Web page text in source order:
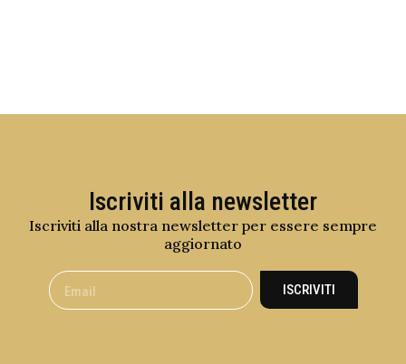
Iscriviti alla newsletter
Iscriviti alla nostra newsletter per essere sempre
aggiornato
ISCRIVITI